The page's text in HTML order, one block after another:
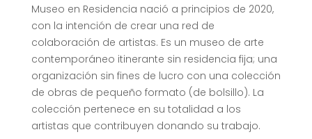
Museo en Residencia nació a principios de 2020,
con la intención de crear una red de
colaboración de artistas. Es un museo de arte
contemporáneo itinerante sin residencia fija; una
organización sin fines de lucro con una colección
de obras de pequeño formato (de bolsillo). La
colección pertenece en su totalidad a los
artistas que contribuyen donando su trabajo.